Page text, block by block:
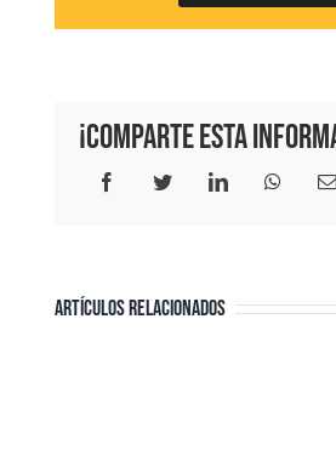
¡Comparte esta
FacebookTwitterLinkedIn
ARTÍCULOS RELACIONADOS